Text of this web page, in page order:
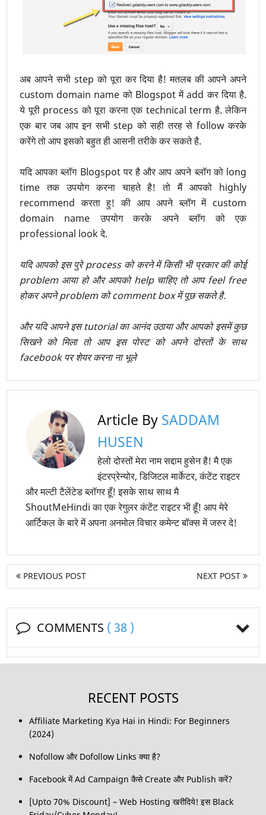
अब आपने सभी step को पूरा कर दिया है! मतलब की आपने अपने
custom domain name को Blogspot में add कर दिया है.
ये पूरी process को पूरा करना एक technical term है. लेकिन
एक बार जब आप इन सभी step को सही तरह से follow करके
करेंगे तो आप इसको बहुत ही आसनी तरीके कर सकते है.
यदि आपका ब्लॉग Blogspot पर है और आप अपने ब्लॉग को long
time तक उपयोग करना चाहते है! तो मैं आपको highly
recommend करता हु! की आप अपने ब्लॉग में custom
domain name उपयोग करके अपने ब्लॉग को एक
professional look दे.
यदि आपको इस पुरे process को करने में किसी भी प्रकार की कोई
problem आया हो और आपको help चाहिए तो आप feel free
होकर अपने problem को comment box में पूछ सकते है.
और यदि आपने इस tutorial का आनंद उठाया और आपको इसमें कुछ
सिखने को मिला तो आप इस पोस्ट को अपने दोस्तों के साथ
facebook पर शेयर करना ना भूले
Article By SADDAM
HUSEN
हेलो दोस्तों मेरा नाम सद्दाम हुसेन है! मै एक
इंटरप्रेन्योर, डिजिटल मार्केटर, कंटेंट राइटर
और मल्टी टैलेंटेड ब्लॉगर हूँ! इसके साथ साथ मै
ShoutMeHindi का एक रेगुलर कंटेंट राइटर भी हूँ! आप मेरे
आर्टिकल के बारे में अपना अनमोल विचार कमेन्ट बॉक्स में जरुर दे!
PREVIOUS POST NEXT POST
COMMENTS ( 38 )
RECENT POSTS
Affiliate Marketing Kya Hai in Hindi: For Beginners
(2024)
Nofollow और Dofollow Links क्या है?
Facebook में Ad Campaign कैसे Create और Publish करें?
[Upto 70% Discount] – Web Hosting खरीदिये! इस Black